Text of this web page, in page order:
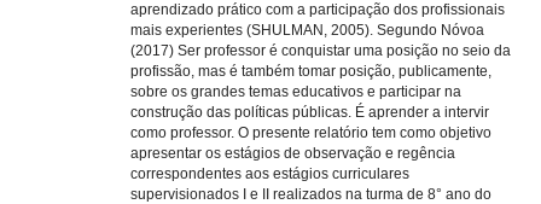
aprendizado prático com a participação dos profissionais
mais experientes (SHULMAN, 2005). Segundo Nóvoa
(2017) Ser professor é conquistar uma posição no seio da
profissão, mas é também tomar posição, publicamente,
sobre os grandes temas educativos e participar na
construção das políticas públicas. É aprender a intervir
como professor. O presente relatório tem como objetivo
apresentar os estágios de observação e regência
correspondentes aos estágios curriculares
supervisionados I e II realizados na turma de 8° ano do